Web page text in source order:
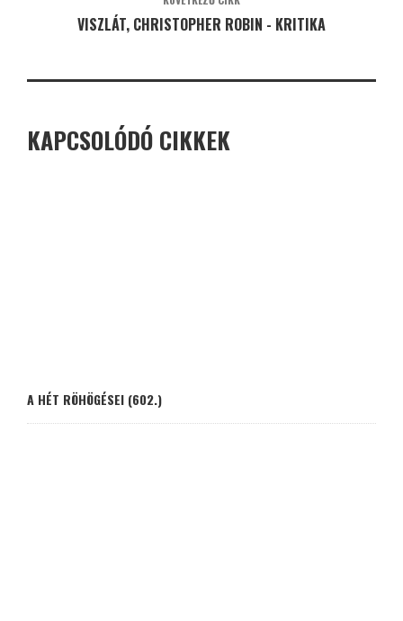
VISZLÁT, CHRISTOPHER ROBIN - KRITIKA
KAPCSOLÓDÓ CIKKEK
A HÉT RÖHÖGÉSEI (602.)